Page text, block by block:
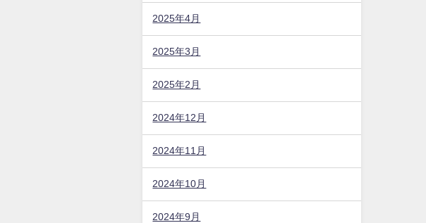
2025年4月
2025年3月
2025年2月
2024年12月
2024年11月
2024年10月
2024年9月